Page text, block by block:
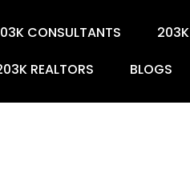
CONSULTANTS 203K
REALTORS
BLOGS